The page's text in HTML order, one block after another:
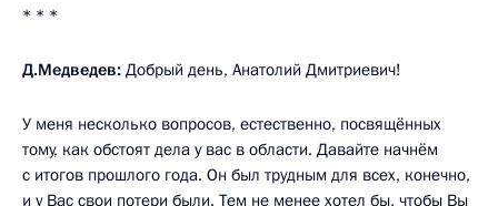
* * *
Д.Медведев: Добрый день, Анатолий Дмитриевич!
У меня несколько вопросов, естественно, посвящённых
тому, как обстоят дела у вас в области. Давайте начнём
с итогов прошлого года. Он был трудным для всех, конечно,
и у Вас свои потери были. Тем не менее хотел бы, чтобы Вы